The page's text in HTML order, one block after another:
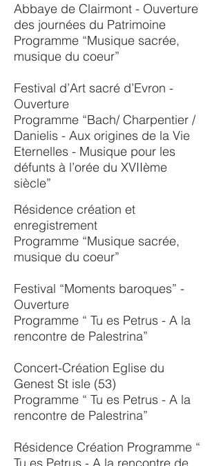
Abbaye de Clairmont - Ouverture
des journées du Patrimoine
Programme “Musique sacrée,
musique du coeur”
Festival d’Art sacré d’Evron -
Ouverture
Programme “Bach/ Charpentier /
Danielis - Aux origines de la Vie
Eternelles - Musique pour les
défunts à l’orée du XVIIème
siècle”
Résidence création et
enregistrement
Programme “Musique sacrée,
musique du coeur”
Festival “Moments baroques” -
Ouverture
Programme “ Tu es Petrus - A la
rencontre de Palestrina”
Concert-Création Eglise du
Genest St isle (53)
Programme “ Tu es Petrus - A la
rencontre de Palestrina”
Résidence Création Programme “